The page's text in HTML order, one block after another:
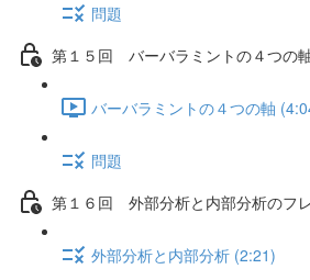
問題
第１５回 バーバラミントの４つの
バーバラミントの４つの軸
問題
第１６回 外部分析と内部分析のフ
外部分析と内部分析 (2:21)